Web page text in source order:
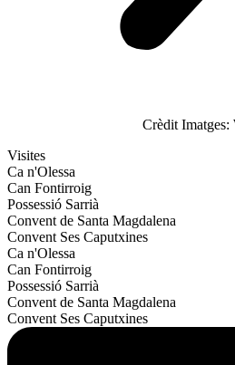
Crèdit
Visites
Ca n'Olessa
Can Fontirroig
Possessió Sarrià
Convent de Santa Magdalena
Convent Ses Caputxines
Ca n'Olessa
Can Fontirroig
Possessió Sarrià
Convent de Santa Magdalena
Convent Ses Caputxines